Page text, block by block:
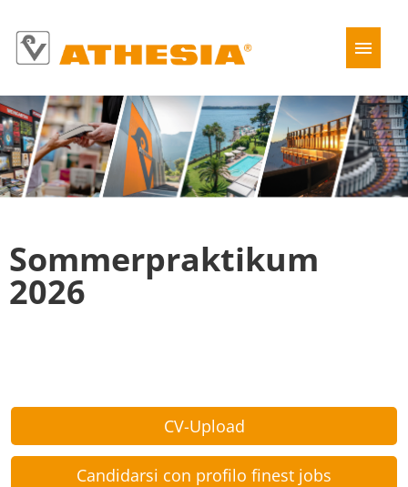
Tedesco Italiano
Jobs
Chi siamo
Sommerpraktikum
2026
CV-Upload
Candidarsi con profilo finest jobs